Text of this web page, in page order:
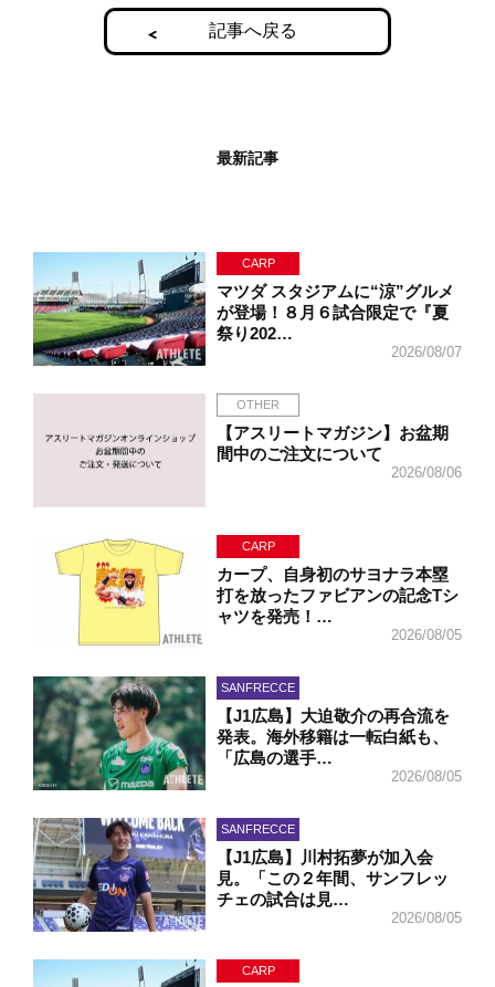
記事へ戻る
最新記事
CARP
マツダ スタジアムに“涼”グルメ
が登場！８月６試合限定で『夏
祭り202…
2026/08/07
OTHER
【アスリートマガジン】お盆期
間中のご注文について
2026/08/06
CARP
カープ、自身初のサヨナラ本塁
打を放ったファビアンの記念Tシ
ャツを発売！…
2026/08/05
SANFRECCE
【J1広島】大迫敬介の再合流を
発表。海外移籍は一転白紙も、
「広島の選手…
2026/08/05
SANFRECCE
【J1広島】川村拓夢が加入会
見。「この２年間、サンフレッ
チェの試合は見…
2026/08/05
CARP